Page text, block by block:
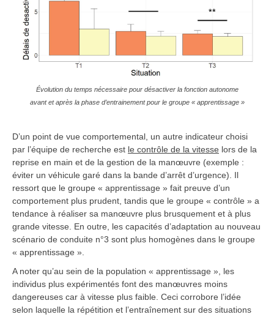
Évolution du temps nécessaire pour désactiver la fonction autonome
avant et après la phase d’entrainement pour le groupe « apprentissage »
D’un point de vue comportemental, un autre indicateur choisi
par l’équipe de recherche est le contrôle de la vitesse lors de la
reprise en main et de la gestion de la manœuvre (exemple :
éviter un véhicule garé dans la bande d’arrêt d’urgence). Il
ressort que le groupe « apprentissage » fait preuve d’un
comportement plus prudent, tandis que le groupe « contrôle » a
tendance à réaliser sa manœuvre plus brusquement et à plus
grande vitesse. En outre, les capacités d’adaptation au nouveau
scénario de conduite n°3 sont plus homogènes dans le groupe
« apprentissage ».
A noter qu’au sein de la population « apprentissage », les
individus plus expérimentés font des manœuvres moins
dangereuses car à vitesse plus faible. Ceci corrobore l’idée
selon laquelle la répétition et l’entraînement sur des situations